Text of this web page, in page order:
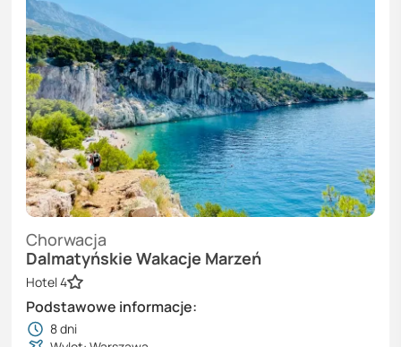
Dalmatyńskie Wakacje Marzeń
Chorwacja
Hotel 4
Podstawowe informacje:
8dni